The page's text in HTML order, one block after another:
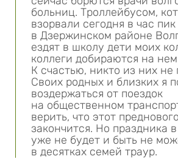
больниц. Троллейбусом,
взорвали сегодня в час пик
в Дзержинском районе
ездят в школу дети моих
коллеги добираются на
К счастью, никто из них не
Своих родных и близких я
воздержаться от поездок
на общественном
верить, что этот
закончится. Но праздника
уже не будет и быть не
в десятках семей траур.